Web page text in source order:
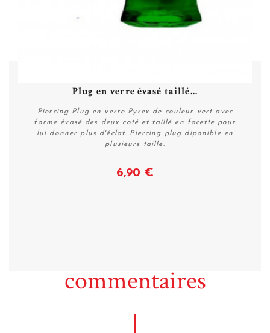
Plug en verre évasé taillé...
Piercing Plug en verre Pyrex de couleur vert avec
forme évasé des deux coté et taillé en facette pour
lui donner plus d'éclat. Piercing plug diponible en
plusieurs taille.
6,90 €
commentaires